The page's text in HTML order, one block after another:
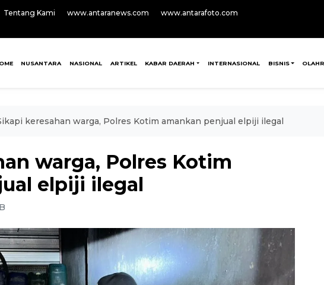
Tentang Kami www.antaranews.com
www.antarafoto.com
NUSANTARA NASIONAL ARTIKEL KABAR DAERAH INTERNASIONAL BISNIS
keresahan warga, Polres Kotim amankan penjual elpiji ilegal
warga, Polres Kotim
elpiji ilegal